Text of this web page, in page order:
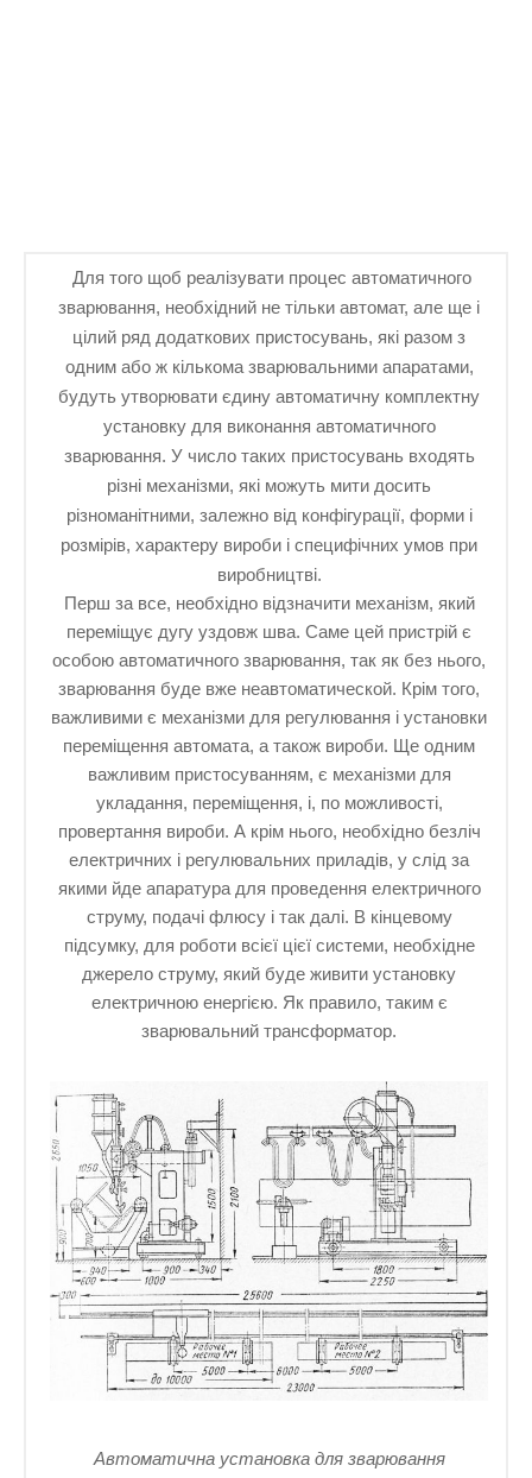
Для того щоб реалізувати процес автоматичного
зварювання, необхідний не тільки автомат, але ще і
цілий ряд додаткових пристосувань, які разом з
одним або ж кількома зварювальними апаратами,
будуть утворювати єдину автоматичну комплектну
установку для виконання автоматичного
зварювання. У число таких пристосувань входять
різні механізми, які можуть мити досить
різноманітними, залежно від конфігурації, форми і
розмірів, характеру вироби і специфічних умов при
виробництві.
Перш за все, необхідно відзначити механізм, який
переміщує дугу уздовж шва. Саме цей пристрій є
особою автоматичного зварювання, так як без нього,
зварювання буде вже неавтоматической. Крім того,
важливими є механізми для регулювання і установки
переміщення автомата, а також вироби. Ще одним
важливим пристосуванням, є механізми для
укладання, переміщення, і, по можливості,
провертання вироби. А крім нього, необхідно безліч
електричних і регулювальних приладів, у слід за
якими йде апаратура для проведення електричного
струму, подачі флюсу і так далі. В кінцевому
підсумку, для роботи всієї цієї системи, необхідне
джерело струму, який буде живити установку
електричною енергією. Як правило, таким є
зварювальний трансформатор.
Автоматична установка для зварювання